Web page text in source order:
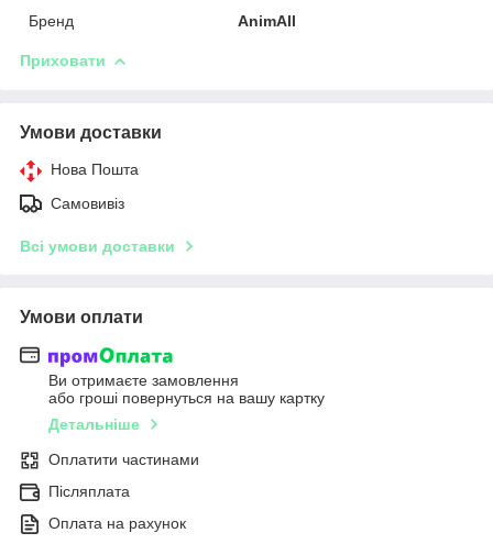
Бренд
AnimAll
Приховати
Умови доставки
Нова Пошта
Самовивіз
Всі умови доставки
Умови оплати
Ви отримаєте замовлення
або гроші повернуться на вашу картку
Детальніше
Оплатити частинами
Післяплата
Оплата на рахунок